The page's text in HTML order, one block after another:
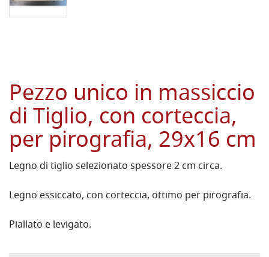
Pezzo unico in massiccio
di Tiglio, con corteccia,
per pirografia, 29x16 cm
Legno di tiglio selezionato spessore 2 cm circa.
Legno essiccato, con corteccia, ottimo per pirografia.
Piallato e levigato.